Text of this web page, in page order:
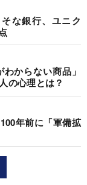
な銀行、ユニク
からない商品」
の心理とは？
年前に「軍備拡